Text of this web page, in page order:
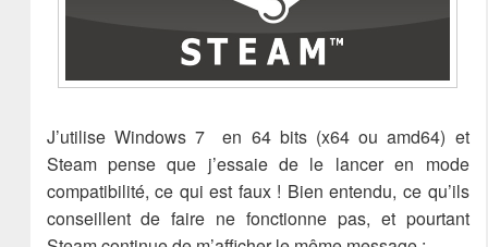
J’utilise Windows 7 en 64 bits (x64 ou amd64) et
Steam pense que j’essaie de le lancer en mode
compatibilité, ce qui est faux ! Bien entendu, ce qu’ils
conseillent de faire ne fonctionne pas, et pourtant